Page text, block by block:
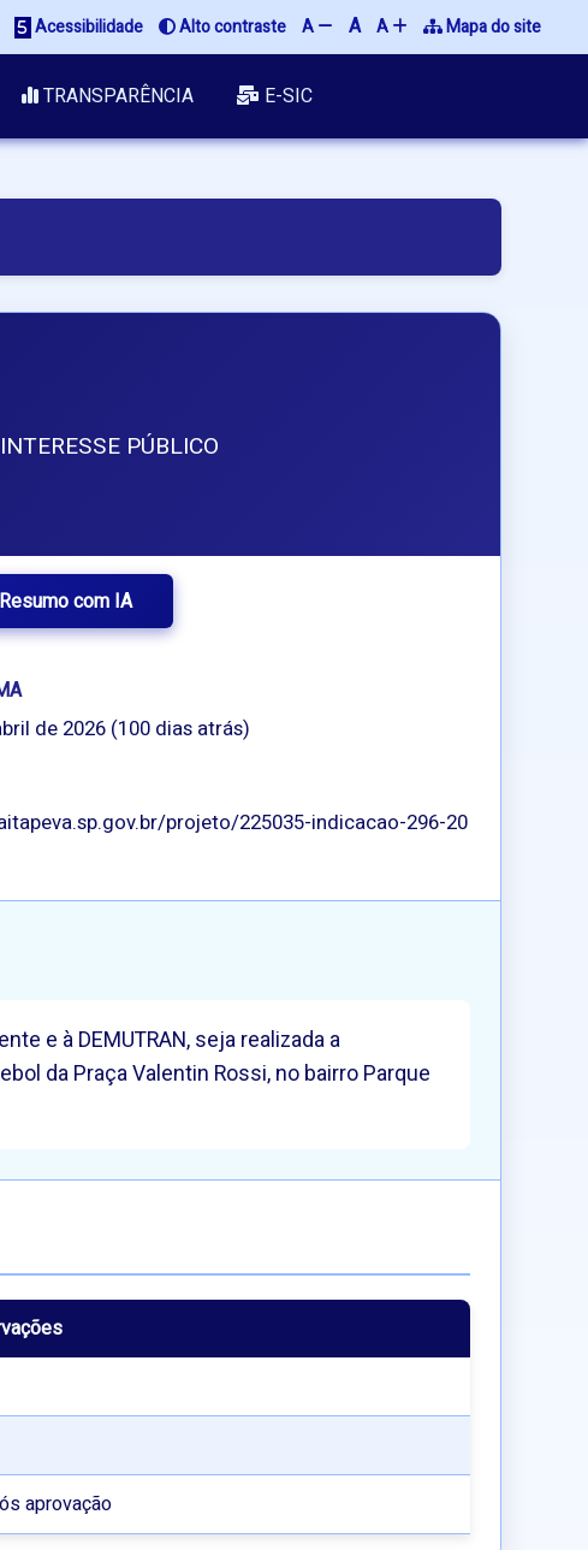
Acessibilidade Alto contraste A A A Mapa do site
TRANSPARÊNCIA E-SIC
PÚBLICO
com IA
de 2026 (100 dias atrás)
projeto/225035-indicacao-296-20
e à DEMUTRAN, seja realizada a
da Praça Valentin Rossi, no bairro Parque
aprovação